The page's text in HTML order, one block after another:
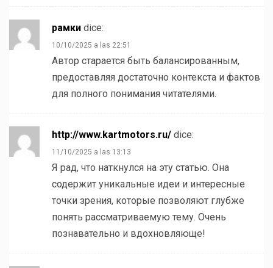
рамки dice:
10/10/2025 a las 22:51
Автор старается быть балансированным,
предоставляя достаточно контекста и фактов
для полного понимания читателями.
http://www.kartmotors.ru/ dice:
11/10/2025 a las 13:13
Я рад, что наткнулся на эту статью. Она
содержит уникальные идеи и интересные
точки зрения, которые позволяют глубже
понять рассматриваемую тему. Очень
познавательно и вдохновляюще!